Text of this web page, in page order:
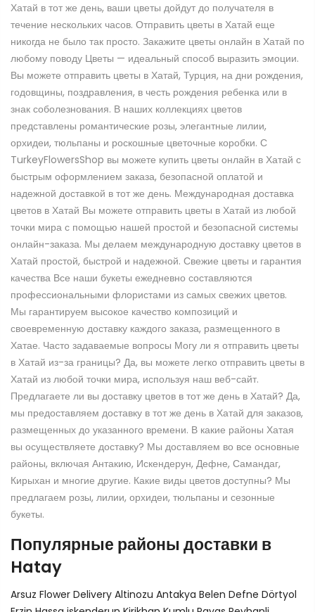
Хатай в тот же день, ваши цветы дойдут до получателя в
течение нескольких часов. Отправить цветы в Хатай еще
никогда не было так просто. Закажите цветы онлайн в Хатай по
любому поводу Цветы — идеальный способ выразить эмоции.
Вы можете отправить цветы в Хатай, Турция, на дни рождения,
годовщины, поздравления, в честь рождения ребенка или в
знак соболезнования. В наших коллекциях цветов
представлены романтические розы, элегантные лилии,
орхидеи, тюльпаны и роскошные цветочные коробки. С
TurkeyFlowersShop вы можете купить цветы онлайн в Хатай с
быстрым оформлением заказа, безопасной оплатой и
надежной доставкой в тот же день. Международная доставка
цветов в Хатай Вы можете отправить цветы в Хатай из любой
точки мира с помощью нашей простой и безопасной системы
онлайн-заказа. Мы делаем международную доставку цветов в
Хатай простой, быстрой и надежной. Свежие цветы и гарантия
качества Все наши букеты ежедневно составляются
профессиональными флористами из самых свежих цветов.
Мы гарантируем высокое качество композиций и
своевременную доставку каждого заказа, размещенного в
Хатае. Часто задаваемые вопросы Могу ли я отправить цветы
в Хатай из-за границы? Да, вы можете легко отправить цветы в
Хатай из любой точки мира, используя наш веб-сайт.
Предлагаете ли вы доставку цветов в тот же день в Хатай? Да,
мы предоставляем доставку в тот же день в Хатай для заказов,
размещенных до указанного времени. В какие районы Хатая
вы осуществляете доставку? Мы доставляем во все основные
районы, включая Антакию, Искендерун, Дефне, Самандаг,
Кирыхан и многие другие. Какие виды цветов доступны? Мы
предлагаем розы, лилии, орхидеи, тюльпаны и сезонные
букеты.
Популярные районы доставки в
Hatay
Arsuz Flower Delivery Altinozu Antakya Belen Defne Dörtyol